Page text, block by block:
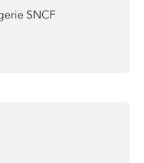
SNCF